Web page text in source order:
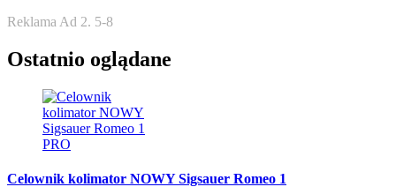
Reklama Ad 2. 5-8
Ostatnio oglądane
Celownik kolimator NOWY Sigsauer Romeo 1